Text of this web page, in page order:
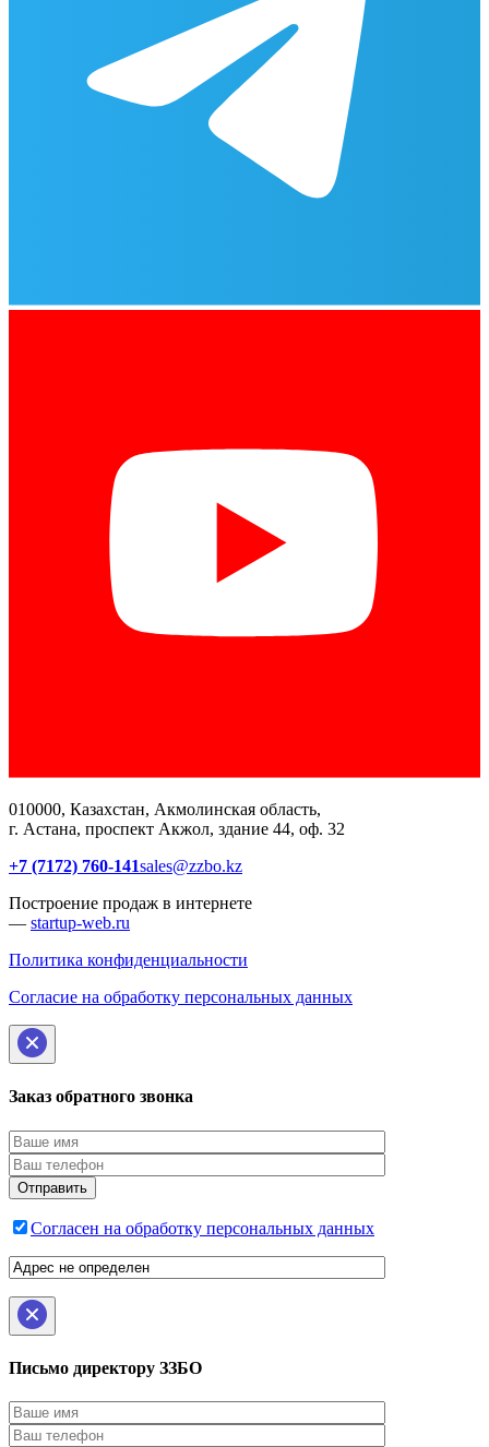
010000, Казахстан, Акмолинская область,
г. Астана, проспект Акжол, здание 44, оф. 32
+7 (7172) 760-141sales@zzbo.kz
Построение продаж в интернете
— startup-web.ru
Политика конфиденциальности
Согласие на обработку персональных данных
Заказ обратного звонка
Согласен на обработку персональных данных
Письмо директору ЗЗБО